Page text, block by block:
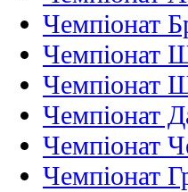
Чемпіонат
Чемпіонат
Чемпіонат
Чемпіонат
Чемпіонат
Чемпіонат